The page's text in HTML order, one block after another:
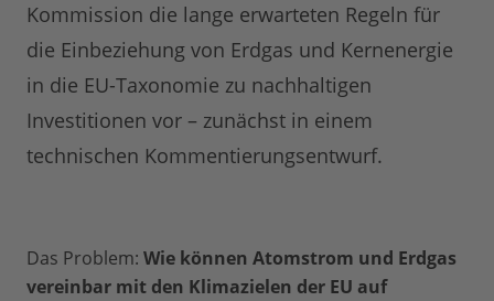
Kommission die lange erwarteten Regeln für
die Einbeziehung von Erdgas und Kernenergie
in die EU-Taxonomie zu nachhaltigen
Investitionen vor – zunächst in einem
technischen Kommentierungsentwurf.
Das Problem: Wie können Atomstrom und Erdgas
vereinbar mit den Klimazielen der EU auf